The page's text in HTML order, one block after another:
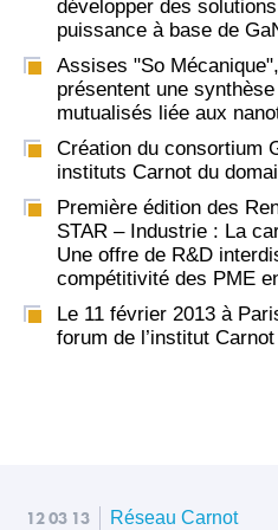
développer des
puissance à base de
Assises "So
présentent une
mutualisés liée aux
Création du consortium
instituts Carnot du
Première édition des
STAR – Industrie : La
Une offre de R&D
compétitivité des PME
Le 11 février 2013 à
forum de l’institut
12 03 13 Réseau Carnot